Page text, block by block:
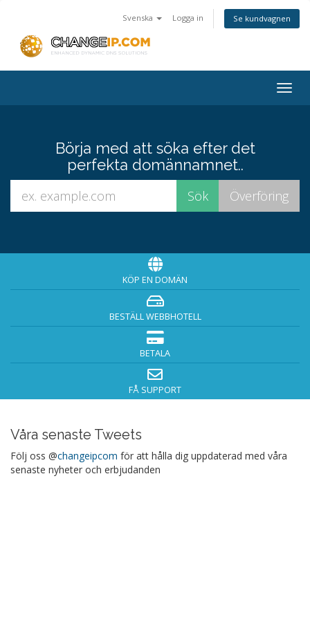
Svenska Logga in Se kundvagnen
Börja med att söka efter det
perfekta domännamnet..
KÖP EN DOMÄN
BESTÄLL WEBBHOTELL
BETALA
FÅ SUPPORT
Våra senaste Tweets
Följ oss @changeipcom för att hålla dig uppdaterad med våra
senaste nyheter och erbjudanden